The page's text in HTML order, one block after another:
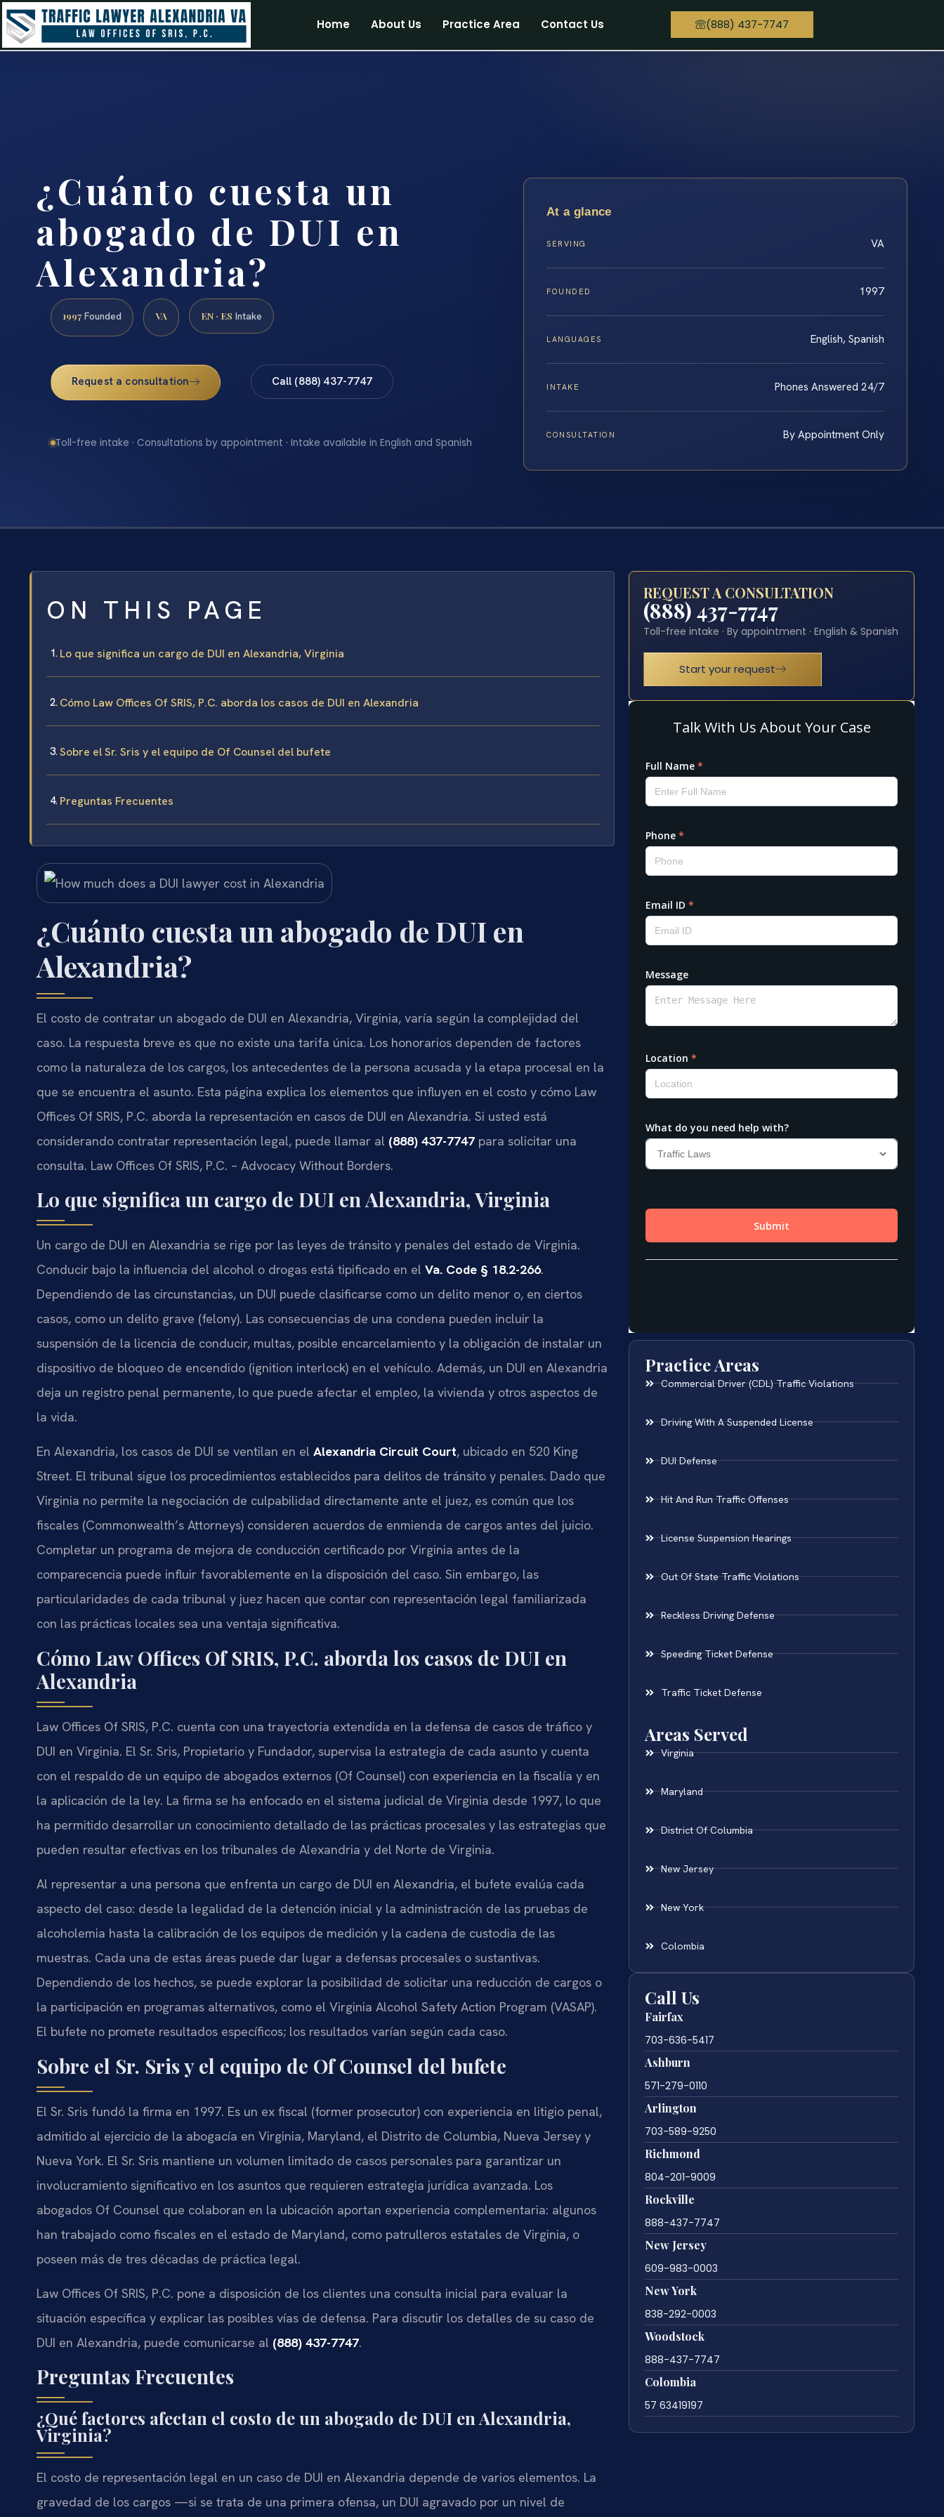
Home About Us Practice Area Contact Us (888) 437-7747
¿Cuánto cuesta un
abogado de DUI en
Alexandria?
1997 Founded VA EN · ES Intake
Request a consultation Call (888) 437-7747
Toll-free intake · Consultations by appointment · Intake available in English and Spanish
At a glance
SERVING VA
FOUNDED 1997
LANGUAGES English, Spanish
INTAKE Phones Answered 24/7
CONSULTATION By Appointment Only
ON THIS PAGE
Lo que significa un cargo de DUI en Alexandria, Virginia
Cómo Law Offices Of SRIS, P.C. aborda los casos de DUI en Alexandria
Sobre el Sr. Sris y el equipo de Of Counsel del bufete
Preguntas Frecuentes
¿Cuánto cuesta un abogado de DUI en
Alexandria?
El costo de contratar un abogado de DUI en Alexandria, Virginia, varía según la complejidad del
caso. La respuesta breve es que no existe una tarifa única. Los honorarios dependen de factores
como la naturaleza de los cargos, los antecedentes de la persona acusada y la etapa procesal en la
que se encuentra el asunto. Esta página explica los elementos que influyen en el costo y cómo Law
Offices Of SRIS, P.C. aborda la representación en casos de DUI en Alexandria. Si usted está
considerando contratar representación legal, puede llamar al (888) 437-7747 para solicitar una
consulta. Law Offices Of SRIS, P.C. – Advocacy Without Borders.
Lo que significa un cargo de DUI en Alexandria, Virginia
Un cargo de DUI en Alexandria se rige por las leyes de tránsito y penales del estado de Virginia.
Conducir bajo la influencia del alcohol o drogas está tipificado en el Va. Code § 18.2-266.
Dependiendo de las circunstancias, un DUI puede clasificarse como un delito menor o, en ciertos
casos, como un delito grave (felony). Las consecuencias de una condena pueden incluir la
suspensión de la licencia de conducir, multas, posible encarcelamiento y la obligación de instalar un
dispositivo de bloqueo de encendido (ignition interlock) en el vehículo. Además, un DUI en Alexandria
deja un registro penal permanente, lo que puede afectar el empleo, la vivienda y otros aspectos de
la vida.
En Alexandria, los casos de DUI se ventilan en el Alexandria Circuit Court, ubicado en 520 King
Street. El tribunal sigue los procedimientos establecidos para delitos de tránsito y penales. Dado que
Virginia no permite la negociación de culpabilidad directamente ante el juez, es común que los
fiscales (Commonwealth’s Attorneys) consideren acuerdos de enmienda de cargos antes del juicio.
Completar un programa de mejora de conducción certificado por Virginia antes de la
comparecencia puede influir favorablemente en la disposición del caso. Sin embargo, las
particularidades de cada tribunal y juez hacen que contar con representación legal familiarizada
con las prácticas locales sea una ventaja significativa.
Cómo Law Offices Of SRIS, P.C. aborda los casos de DUI en
Alexandria
Law Offices Of SRIS, P.C. cuenta con una trayectoria extendida en la defensa de casos de tráfico y
DUI en Virginia. El Sr. Sris, Propietario y Fundador, supervisa la estrategia de cada asunto y cuenta
con el respaldo de un equipo de abogados externos (Of Counsel) con experiencia en la fiscalía y en
la aplicación de la ley. La firma se ha enfocado en el sistema judicial de Virginia desde 1997, lo que
ha permitido desarrollar un conocimiento detallado de las prácticas procesales y las estrategias que
pueden resultar efectivas en los tribunales de Alexandria y del Norte de Virginia.
Al representar a una persona que enfrenta un cargo de DUI en Alexandria, el bufete evalúa cada
aspecto del caso: desde la legalidad de la detención inicial y la administración de las pruebas de
alcoholemia hasta la calibración de los equipos de medición y la cadena de custodia de las
muestras. Cada una de estas áreas puede dar lugar a defensas procesales o sustantivas.
Dependiendo de los hechos, se puede explorar la posibilidad de solicitar una reducción de cargos o
la participación en programas alternativos, como el Virginia Alcohol Safety Action Program (VASAP).
El bufete no promete resultados específicos; los resultados varían según cada caso.
Sobre el Sr. Sris y el equipo de Of Counsel del bufete
El Sr. Sris fundó la firma en 1997. Es un ex fiscal (former prosecutor) con experiencia en litigio penal,
admitido al ejercicio de la abogacía en Virginia, Maryland, el Distrito de Columbia, Nueva Jersey y
Nueva York. El Sr. Sris mantiene un volumen limitado de casos personales para garantizar un
involucramiento significativo en los asuntos que requieren estrategia jurídica avanzada. Los
abogados Of Counsel que colaboran en la ubicación aportan experiencia complementaria: algunos
han trabajado como fiscales en el estado de Maryland, como patrulleros estatales de Virginia, o
poseen más de tres décadas de práctica legal.
Law Offices Of SRIS, P.C. pone a disposición de los clientes una consulta inicial para evaluar la
situación específica y explicar las posibles vías de defensa. Para discutir los detalles de su caso de
DUI en Alexandria, puede comunicarse al (888) 437-7747.
Preguntas Frecuentes
¿Qué factores afectan el costo de un abogado de DUI en Alexandria,
Virginia?
El costo de representación legal en un caso de DUI en Alexandria depende de varios elementos. La
gravedad de los cargos —si se trata de una primera ofensa, un DUI agravado por un nivel de
REQUEST A CONSULTATION
(888) 437-7747
Toll-free intake · By appointment · English & Spanish
Start your request
Practice Areas
Commercial Driver (CDL) Traffic Violations
Driving With A Suspended License
DUI Defense
Hit And Run Traffic Offenses
License Suspension Hearings
Out Of State Traffic Violations
Reckless Driving Defense
Speeding Ticket Defense
Traffic Ticket Defense
Areas Served
Virginia
Maryland
District Of Columbia
New Jersey
New York
Colombia
Call Us
Fairfax
703-636-5417
Ashburn
571-279-0110
Arlington
703-589-9250
Richmond
804-201-9009
Rockville
888-437-7747
New Jersey
609-983-0003
New York
838-292-0003
Woodstock
888-437-7747
Colombia
57 63419197